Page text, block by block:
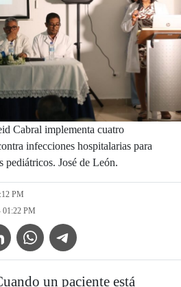
Cabral implementa cuatro
infecciones hospitalarias para
pediátricos. José de León.
PM
PM
Icon
WhatsApp IconTelegram Icon
un paciente está